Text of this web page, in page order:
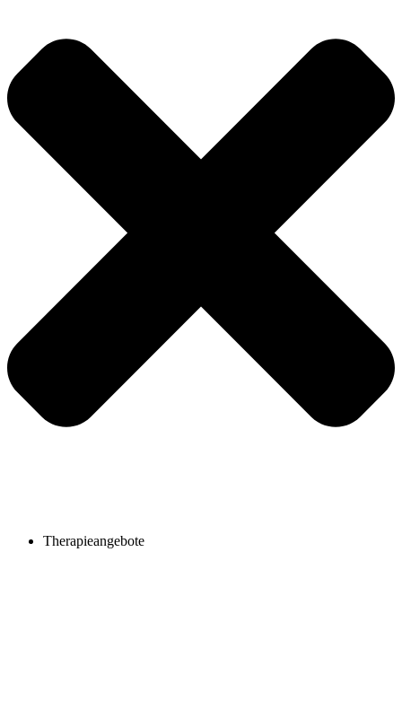
Therapieangebote